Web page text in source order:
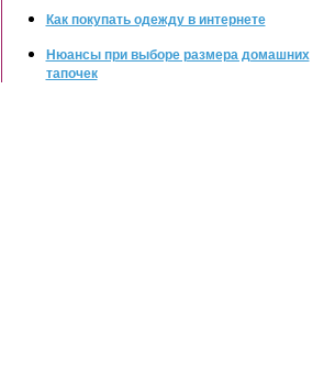
Как покупать одежду в интернете
Нюансы при выборе размера домашних
тапочек